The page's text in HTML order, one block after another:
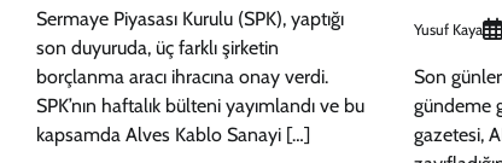
Sermaye Piyasası Kurulu (SPK), yaptığı
son duyuruda, üç farklı şirketin
borçlanma aracı ihracına onay verdi.
SPK’nın haftalık bülteni yayımlandı ve bu
kapsamda Alves Kablo Sanayi […]
Yusuf Kaya
Son
gündeme
gazetesi,